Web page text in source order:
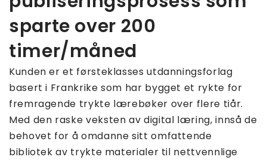
sparte over 200
timer/måned
Kunden er et førsteklasses utdanningsforlag
basert i Frankrike som har bygget et rykte for
fremragende trykte lærebøker over flere tiår.
Med den raske veksten av digital læring, innså de
behovet for å omdanne sitt omfattende
bibliotek av trykte materialer til nettvennlige